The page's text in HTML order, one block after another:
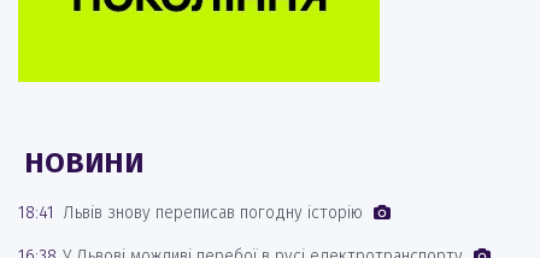
НОВИНИ
18:41 Львів знову переписав погодну історію